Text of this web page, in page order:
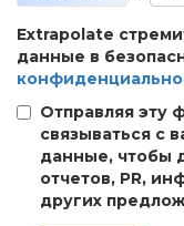
Extrapolate
данные в
Отправляя эту
связываться с
данные, чтобы
отчетов, PR,
других